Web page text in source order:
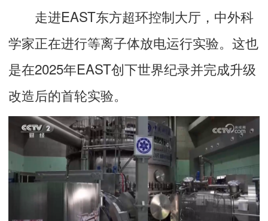
走进EAST东方超环控制大厅，中外科
学家正在进行等离子体放电运行实验。这也
是在2025年EAST创下世界纪录并完成升级
改造后的首轮实验。